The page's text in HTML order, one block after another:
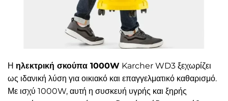
Η ηλεκτρική σκούπα 1000W Karcher WD3 ξεχωρίζει
ως ιδανική λύση για οικιακό και επαγγελματικό καθαρισμό.
Με ισχύ 1000W, αυτή η συσκευή υγρής και ξηρής